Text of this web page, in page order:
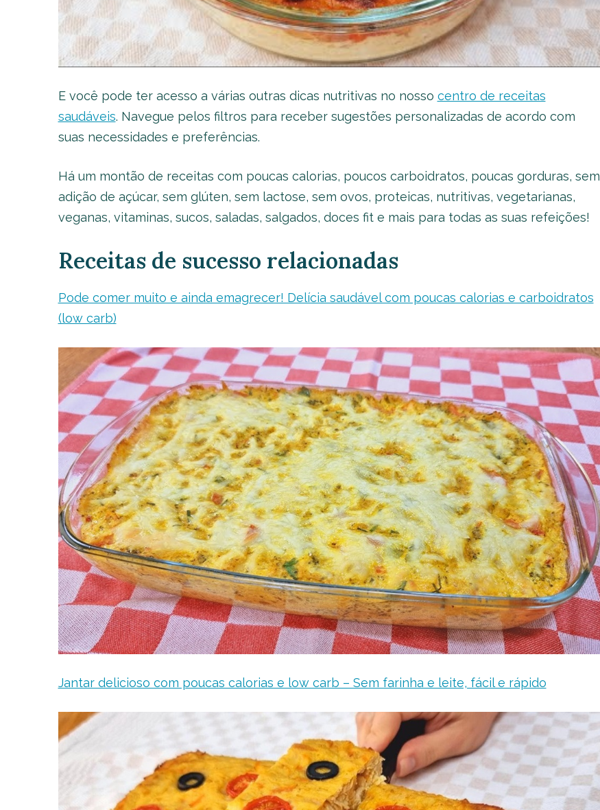
E você pode ter acesso a várias outras dicas nutritivas no nosso centro de receitas
saudáveis. Navegue pelos filtros para receber sugestões personalizadas de acordo com
suas necessidades e preferências.
Há um montão de receitas com poucas calorias, poucos carboidratos, poucas gorduras, sem
adição de açúcar, sem glúten, sem lactose, sem ovos, proteicas, nutritivas, vegetarianas,
veganas, vitaminas, sucos, saladas, salgados, doces fit e mais para todas as suas refeições!
Receitas de sucesso relacionadas
Pode comer muito e ainda emagrecer! Delícia saudável com poucas calorias e carboidratos
(low carb)
Jantar delicioso com poucas calorias e low carb – Sem farinha e leite, fácil e rápido